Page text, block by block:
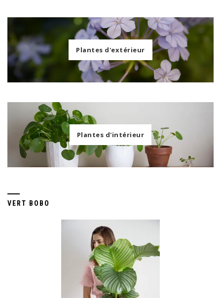
Plantes d'extérieur
Plantes d'intérieur
VERT BOBO